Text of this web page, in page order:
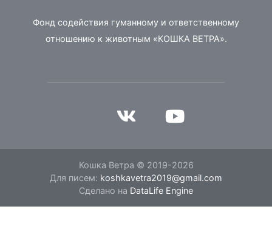
Фонд содействия гуманному и ответственному
отношению к животным «КОШКА ВЕТРА».
Кошка Ветра © 2019-2026
Для писем: koshkavetra2019@gmail.com
Сделано на DataLife Engine